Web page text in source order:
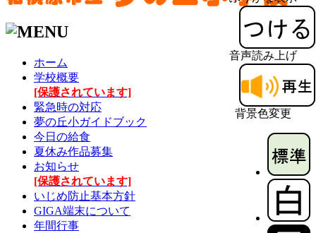
音声読み上げ
背景色変更
ホーム
学校概要
[保護されています]
緊急時の対応
夢の丘小ガイドブック
今日の給食
夏休み作品募集
お知らせ
[保護されています]
いじめ防止基本方針
GIGA端末について
年間行事